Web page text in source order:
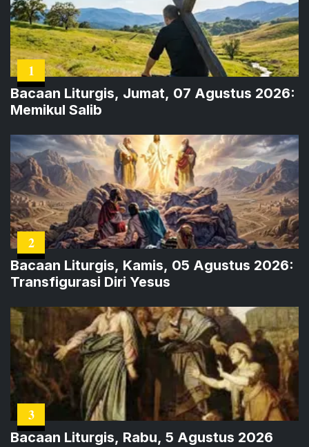
1
Bacaan Liturgis, Jumat, 07 Agustus 2026:
Memikul Salib
2
Bacaan Liturgis, Kamis, 05 Agustus 2026:
Transfigurasi Diri Yesus
3
Bacaan Liturgis, Rabu, 5 Agustus 2026